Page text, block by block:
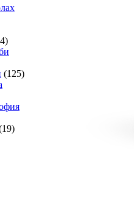
(125)